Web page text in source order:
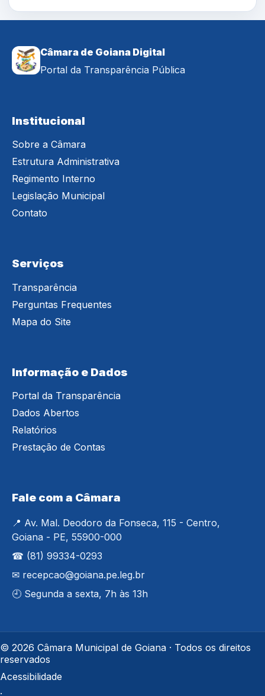
Câmara de Goiana Digital
Portal da Transparência Pública
Institucional
Sobre a Câmara
Estrutura Administrativa
Regimento Interno
Legislação Municipal
Contato
Serviços
Transparência
Perguntas Frequentes
Mapa do Site
Informação e Dados
Portal da Transparência
Dados Abertos
Relatórios
Prestação de Contas
Fale com a Câmara
📍 Av. Mal. Deodoro da Fonseca, 115 - Centro,
Goiana - PE, 55900-000
☎ (81) 99334-0293
✉ recepcao@goiana.pe.leg.br
🕘 Segunda a sexta, 7h às 13h
© 2026 Câmara Municipal de Goiana · Todos os direitos
reservados
Acessibilidade
·